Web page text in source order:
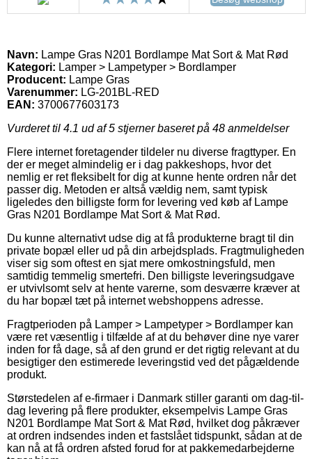
Navn: Lampe Gras N201 Bordlampe Mat Sort & Mat Rød
Kategori: Lamper > Lampetyper > Bordlamper
Producent: Lampe Gras
Varenummer: LG-201BL-RED
EAN: 3700677603173
Vurderet til 4.1 ud af 5 stjerner baseret på 48 anmeldelser
Flere internet foretagender tildeler nu diverse fragttyper. En
der er meget almindelig er i dag pakkeshops, hvor det
nemlig er ret fleksibelt for dig at kunne hente ordren når det
passer dig. Metoden er altså vældig nem, samt typisk
ligeledes den billigste form for levering ved køb af Lampe
Gras N201 Bordlampe Mat Sort & Mat Rød.
Du kunne alternativt udse dig at få produkterne bragt til din
private bopæl eller ud på din arbejdsplads. Fragtmuligheden
viser sig som oftest en sjat mere omkostningsfuld, men
samtidig temmelig smertefri. Den billigste leveringsudgave
er utvivlsomt selv at hente varerne, som desværre kræver at
du har bopæl tæt på internet webshoppens adresse.
Fragtperioden på Lamper > Lampetyper > Bordlamper kan
være ret væsentlig i tilfælde af at du behøver dine nye varer
inden for få dage, så af den grund er det rigtig relevant at du
besigtiger den estimerede leveringstid ved det pågældende
produkt.
Størstedelen af e-firmaer i Danmark stiller garanti om dag-til-
dag levering på flere produkter, eksempelvis Lampe Gras
N201 Bordlampe Mat Sort & Mat Rød, hvilket dog påkræver
at ordren indsendes inden et fastslået tidspunkt, sådan at de
kan nå at få ordren afsted forud for at pakkemedarbejderne